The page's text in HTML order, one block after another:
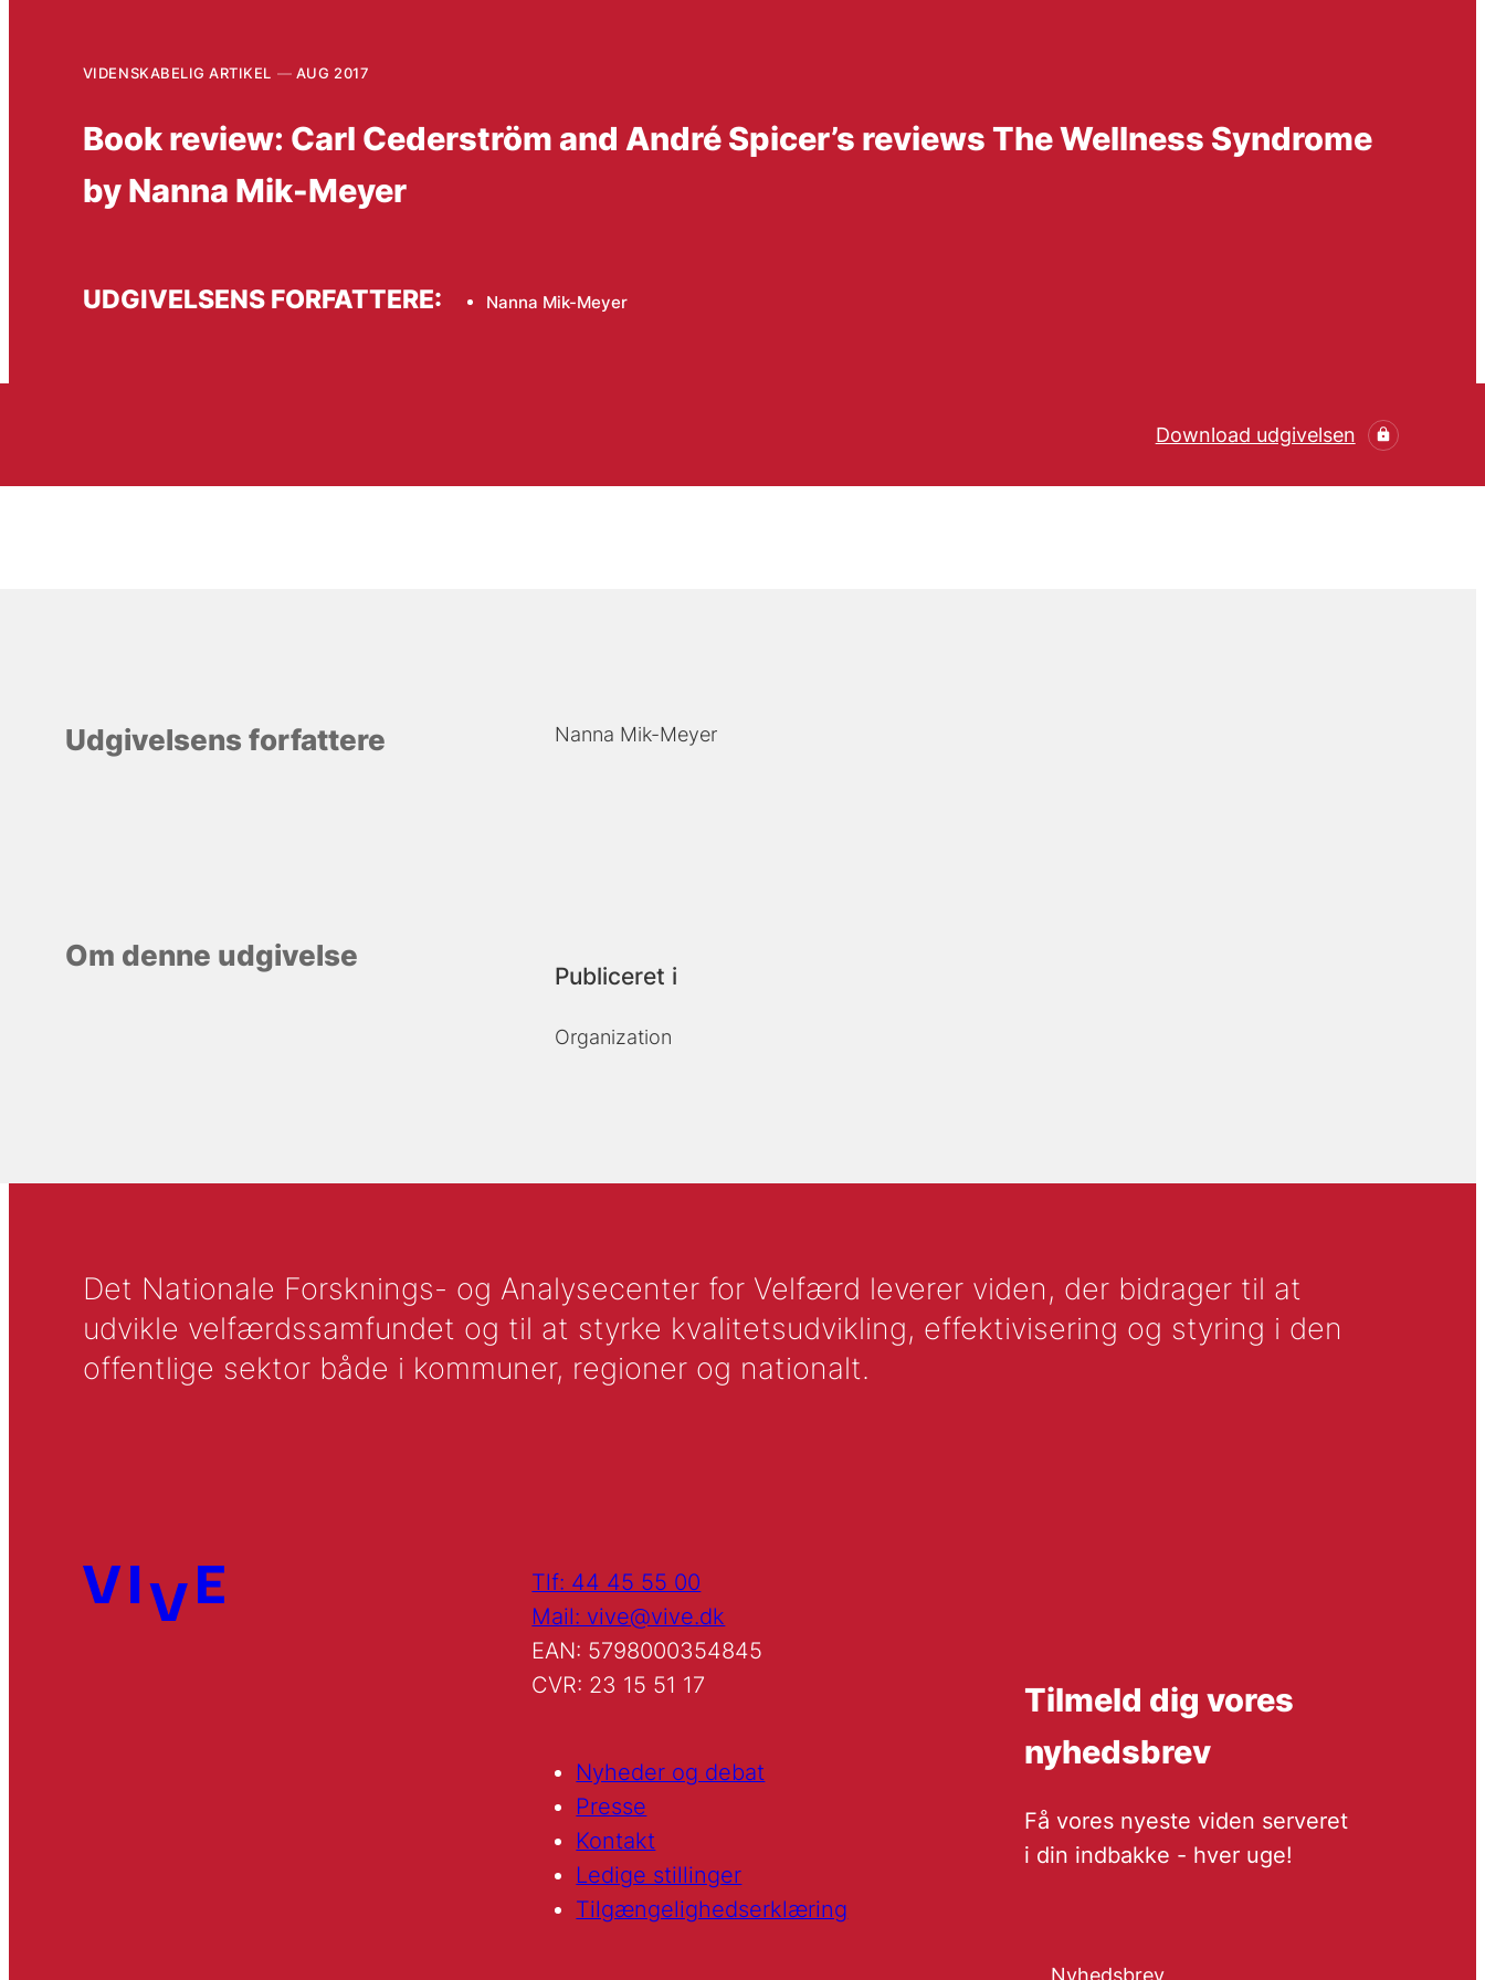
VIDENSKABELIG ARTIKEL AUG 2017
Book review: Carl Cederström and André Spicer’s reviews The Wellness Syndrome
by Nanna Mik-Meyer
UDGIVELSENS FORFATTERE: Nanna Mik-Meyer
Download udgivelsen
Udgivelsens forfattere Nanna Mik-Meyer
Om denne udgivelse
Publiceret i
Organization
Det Nationale Forsknings- og Analysecenter for Velfærd leverer viden, der bidrager til at
udvikle velfærdssamfundet og til at styrke kvalitetsudvikling, effektivisering og styring i den
offentlige sektor både i kommuner, regioner og nationalt.
Tlf: 44 45 55 00
Mail: vive@vive.dk
EAN: 5798000354845
CVR: 23 15 51 17
Nyheder og debat
Presse
Kontakt
Ledige stillinger
Tilgængelighedserklæring
Tilmeld dig vores
nyhedsbrev
Få vores nyeste viden serveret
i din indbakke - hver uge!
Nyhedsbrev